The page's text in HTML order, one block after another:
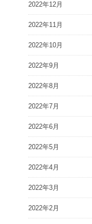
2022年12月
2022年11月
2022年10月
2022年9月
2022年8月
2022年7月
2022年6月
2022年5月
2022年4月
2022年3月
2022年2月